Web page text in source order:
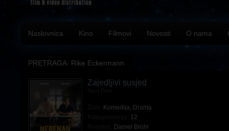
Naslovnica Kino Filmovi Novosti O nama
PRETRAGA: Rike Eckermann
Zajedljivi susjed
Komedija, Drama
12
Daniel Brühl